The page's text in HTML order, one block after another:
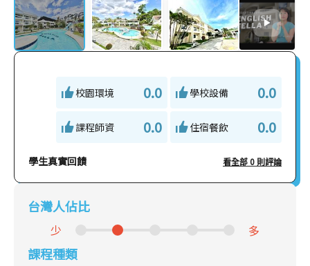
校園環境 0.0 學校設備 0.0
課程師資 0.0 住宿餐飲 0.0
學生真實回饋 看全部 0 則評論
台灣人佔比
少 多
課程種類